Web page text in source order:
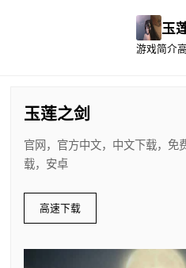
玉
游戏简介
玉莲之剑
官网，官方中文，中文下载，免
载，安卓
高速下载